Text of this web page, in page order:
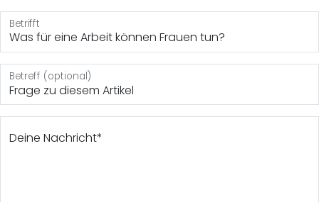
Was für eine Arbeit können Frauen tun?
Betrifft
Betreff (optional)
Deine Nachricht*